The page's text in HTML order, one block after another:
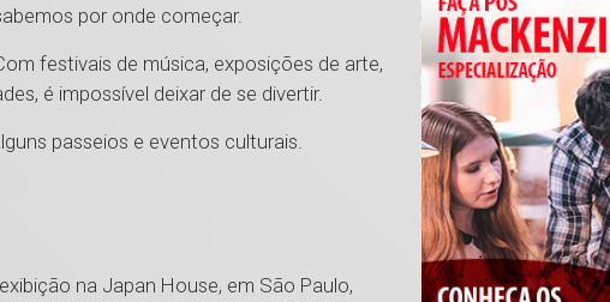
por onde começar.
festivais de música, exposições de arte,
é impossível deixar de se divertir.
passeios e eventos culturais.
na Japan House, em São Paulo,